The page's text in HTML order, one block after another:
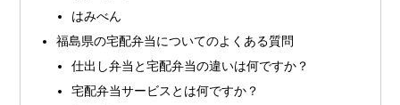
はみべん
福島県の宅配弁当についてのよくある質問
仕出し弁当と宅配弁当の違いは何ですか？
宅配弁当サービスとは何ですか？